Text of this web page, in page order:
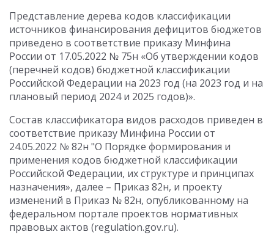
Представление дерева кодов классификации
источников финансирования дефицитов бюджетов
приведено в соответствие приказу Минфина
России от 17.05.2022 № 75н «Об утверждении кодов
(перечней кодов) бюджетной классификации
Российской Федерации на 2023 год (на 2023 год и на
плановый период 2024 и 2025 годов)».
Состав классификатора видов расходов приведен в
соответствие приказу Минфина России от
24.05.2022 № 82н "О Порядке формирования и
применения кодов бюджетной классификации
Российской Федерации, их структуре и принципах
назначения», далее – Приказ 82н, и проекту
изменений в Приказ № 82н, опубликованному на
федеральном портале проектов нормативных
правовых актов (regulation.gov.ru).